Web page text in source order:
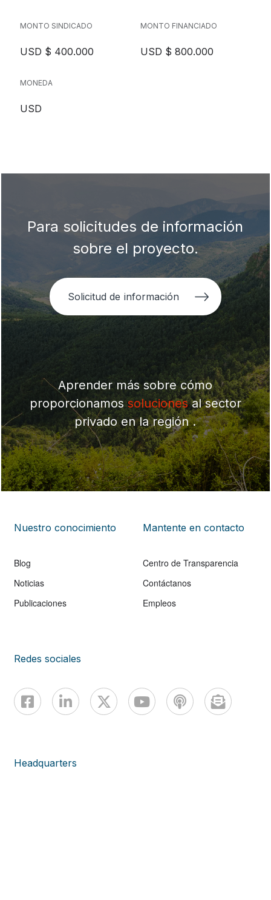
MONTO SINDICADO
USD $ 400.000
MONTO FINANCIADO
USD $ 800.000
MONEDA
USD
Para solicitudes de información
sobre el proyecto.
Solicitud de información
Aprender más sobre cómo
proporcionamossolucionesal sector
privado en la región .
Nuestro conocimiento
Blog
Noticias
Publicaciones
Mantente en contacto
Centro de Transparencia
Contáctanos
Empleos
Redes sociales
Headquarters